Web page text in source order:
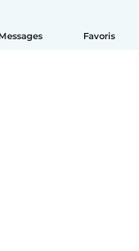
Messages Favoris